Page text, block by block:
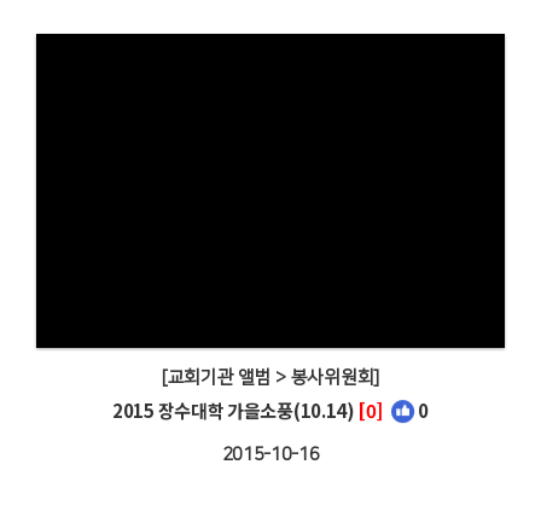
[교회기관 앨범 > 봉사위원회]
2015 장수대학 가을소풍(10.14) [0] 0
2015-10-16